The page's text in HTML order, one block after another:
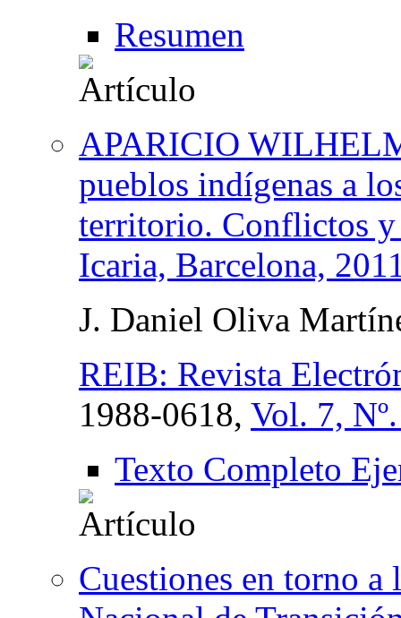
Resumen
APARICIO
pueblos indígenas a
territorio. Conflictos y
Icaria, Barcelona,
J. Daniel Oliva
REIB: Revista
1988-0618, Vol. 7,
Texto Completo
Cuestiones en torno